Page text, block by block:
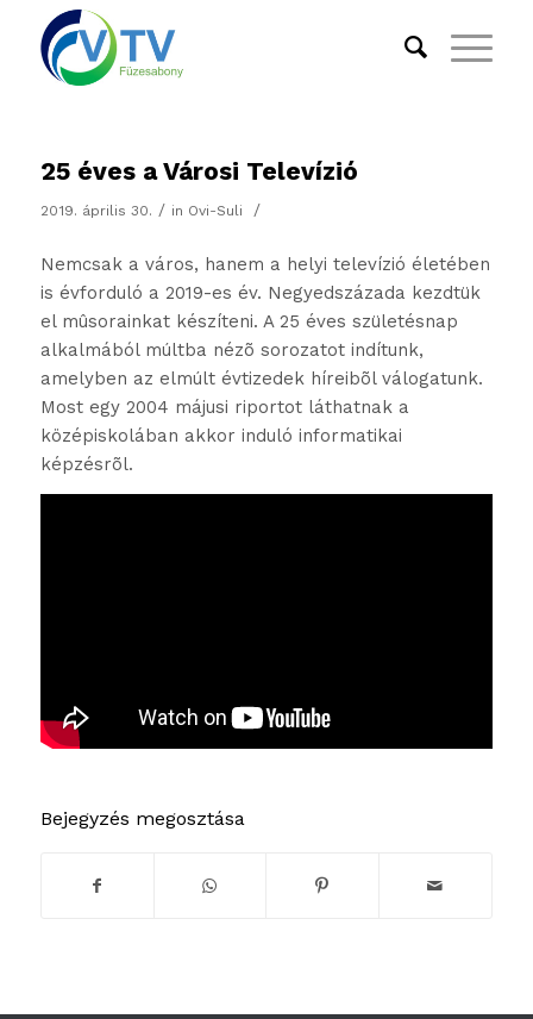
25 éves a Városi Televízió
2019. április 30. / in Ovi-Suli /
Nemcsak a város, hanem a helyi televízió életében
is évforduló a 2019-es év. Negyedszázada kezdtük
el mûsorainkat készíteni. A 25 éves születésnap
alkalmából múltba nézõ sorozatot indítunk,
amelyben az elmúlt évtizedek híreibõl válogatunk.
Most egy 2004 májusi riportot láthatnak a
középiskolában akkor induló informatikai
képzésrõl.
Bejegyzés megosztása